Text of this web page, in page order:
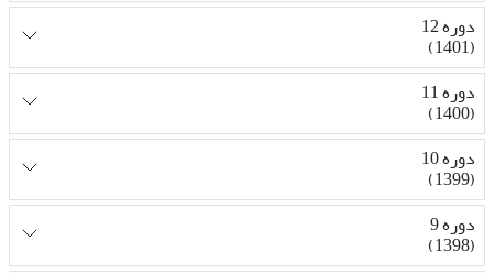
دوره 12
(1401)
دوره 11
(1400)
دوره 10
(1399)
دوره 9
(1398)